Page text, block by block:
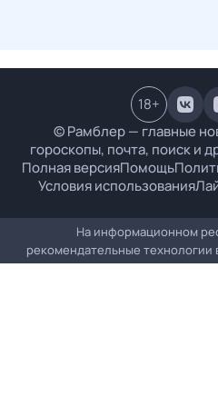
© Рамблер — главные
гороскопы, почта, поиск и
Полная версияПомощь
Условия использования
18+
На информационном
рекомендательные технологии